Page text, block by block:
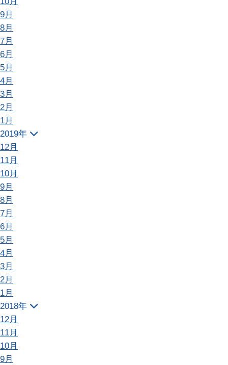
9月
8月
7月
6月
5月
4月
3月
2月
1月
2019年
12月
11月
10月
9月
8月
7月
6月
5月
4月
3月
2月
1月
2018年
12月
11月
10月
9月